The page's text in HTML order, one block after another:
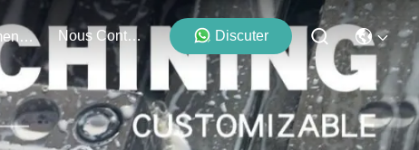
Événements Nous Contacter Discuter